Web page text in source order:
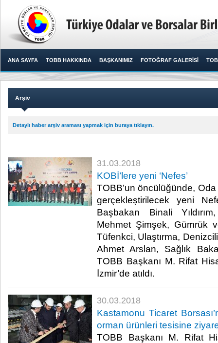
ANA SAYFA TOBB HAKKINDA BAŞKANIMIZ FOTOĞRAF GALERİSİ
Arşiv
Detaylı haber arşiv araması yapmak için buraya tıklayın.
31.03.2018
KOBİ’lere yeni ‘Nefes’
TOBB’un öncülüğünde, Oda
gerçekleştirilecek yeni
Başbakan Binali
Mehmet Şimşek, Gümrük
Tüfenkci, Ulaştırma,
Ahmet Arslan, Sağlık
TOBB Başkanı M. Rifat
İzmir’de atıldı.​
30.03.2018
Kastamonu Ticaret
orman ürünleri tesisine
TOBB Başkanı M. Rifat